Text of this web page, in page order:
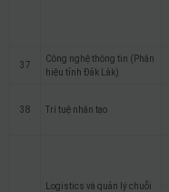
37
Công nghệ thông tin (Phân
hiệu tỉnh Đắk Lắk)
38 Trí tuệ nhân tạo
Logistics và quản lý chuỗi